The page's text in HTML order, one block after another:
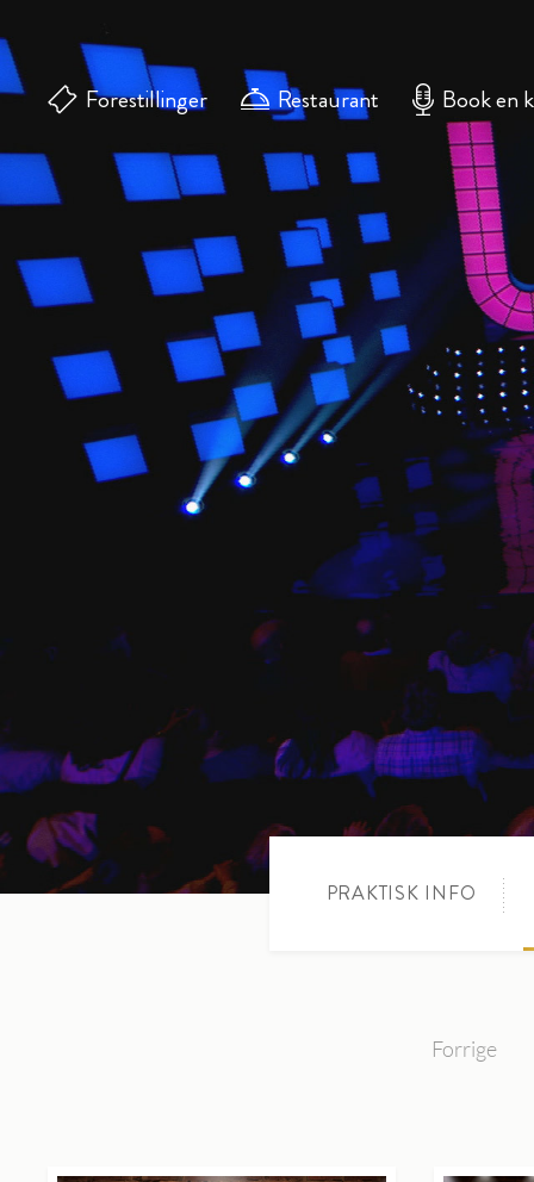
Forestillinger Restaurant Book en
PRAKTISK INFO
Forrige